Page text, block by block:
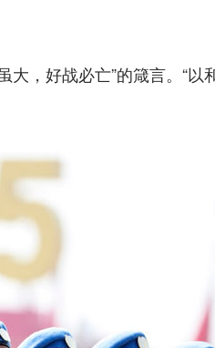
好战必亡”的箴言。“以